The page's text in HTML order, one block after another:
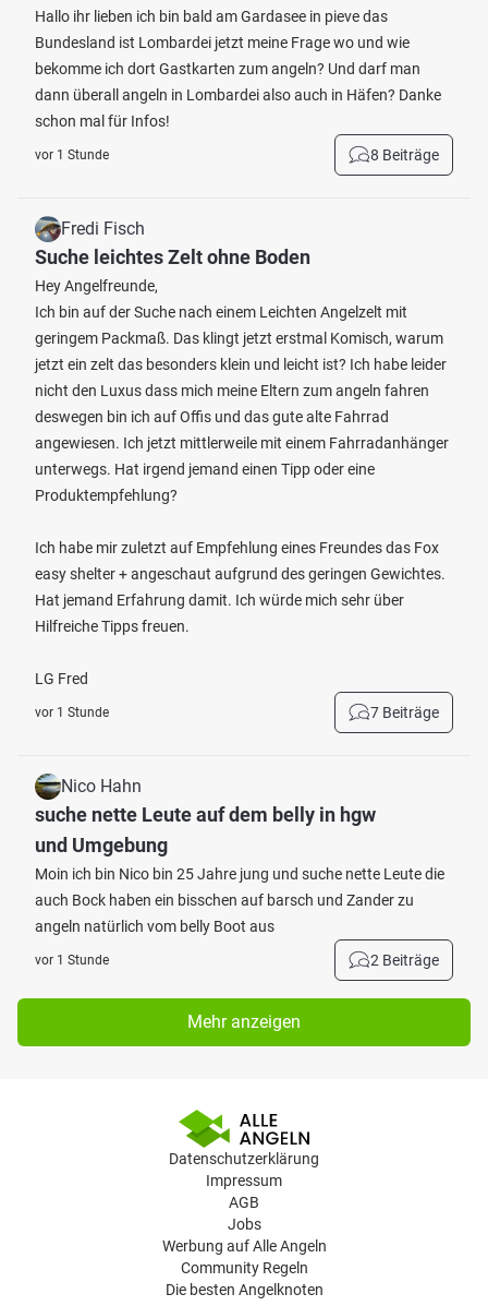
Hallo ihr lieben ich bin bald am Gardasee in pieve das
Bundesland ist Lombardei jetzt meine Frage wo und wie
bekomme ich dort Gastkarten zum angeln? Und darf man
dann überall angeln in Lombardei also auch in Häfen? Danke
schon mal für Infos!
vor 1 Stunde 8 Beiträge
Fredi Fisch
Suche leichtes Zelt ohne Boden
Hey Angelfreunde,
Ich bin auf der Suche nach einem Leichten Angelzelt mit
geringem Packmaß. Das klingt jetzt erstmal Komisch, warum
jetzt ein zelt das besonders klein und leicht ist? Ich habe leider
nicht den Luxus dass mich meine Eltern zum angeln fahren
deswegen bin ich auf Offis und das gute alte Fahrrad
angewiesen. Ich jetzt mittlerweile mit einem Fahrradanhänger
unterwegs. Hat irgend jemand einen Tipp oder eine
Produktempfehlung?
Ich habe mir zuletzt auf Empfehlung eines Freundes das Fox
easy shelter + angeschaut aufgrund des geringen Gewichtes.
Hat jemand Erfahrung damit. Ich würde mich sehr über
Hilfreiche Tipps freuen.
LG Fred
vor 1 Stunde 7 Beiträge
Nico Hahn
suche nette Leute auf dem belly in hgw
und Umgebung
Moin ich bin Nico bin 25 Jahre jung und suche nette Leute die
auch Bock haben ein bisschen auf barsch und Zander zu
angeln natürlich vom belly Boot aus
vor 1 Stunde 2 Beiträge
Mehr anzeigen
Datenschutzerklärung
Impressum
AGB
Jobs
Werbung auf Alle Angeln
Community Regeln
Die besten Angelknoten